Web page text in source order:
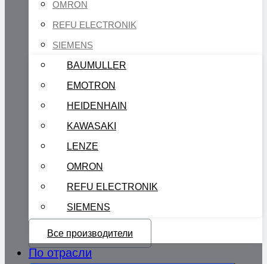
OMRON
REFU ELECTRONIK
SIEMENS
BAUMULLER
EMOTRON
HEIDENHAIN
KAWASAKI
LENZE
OMRON
REFU ELECTRONIK
SIEMENS
Все производители
По отрасли